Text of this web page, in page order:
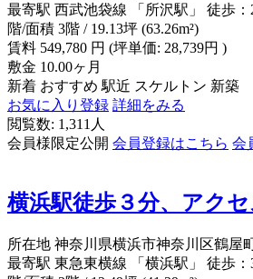
最寄駅 西武池袋線 「所沢駅」 徒歩：
階/面積 3階 / 19.13坪 (63.26m²)
賃料 549,780 円 (坪単価: 28,739円 )
敷金 10.00ヶ月
新着 おすすめ 駅近 スケルトン 新築
お気に入り登録 詳細をみる
閲覧数: 1,311人
会員様限定公開 会員登録はこちら 会
横浜駅徒歩３分、アク
所在地 神奈川県横浜市神奈川区鶴屋
最寄駅 東急東横線 「横浜駅」 徒歩：